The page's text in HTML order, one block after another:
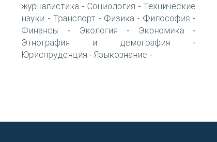
журналистика - Социология - Технические
науки - Транспорт- Физика - Философия -
Финансы - Экология - Экономика -
Этнография и демография -
Юриспруденция - Языкознание -